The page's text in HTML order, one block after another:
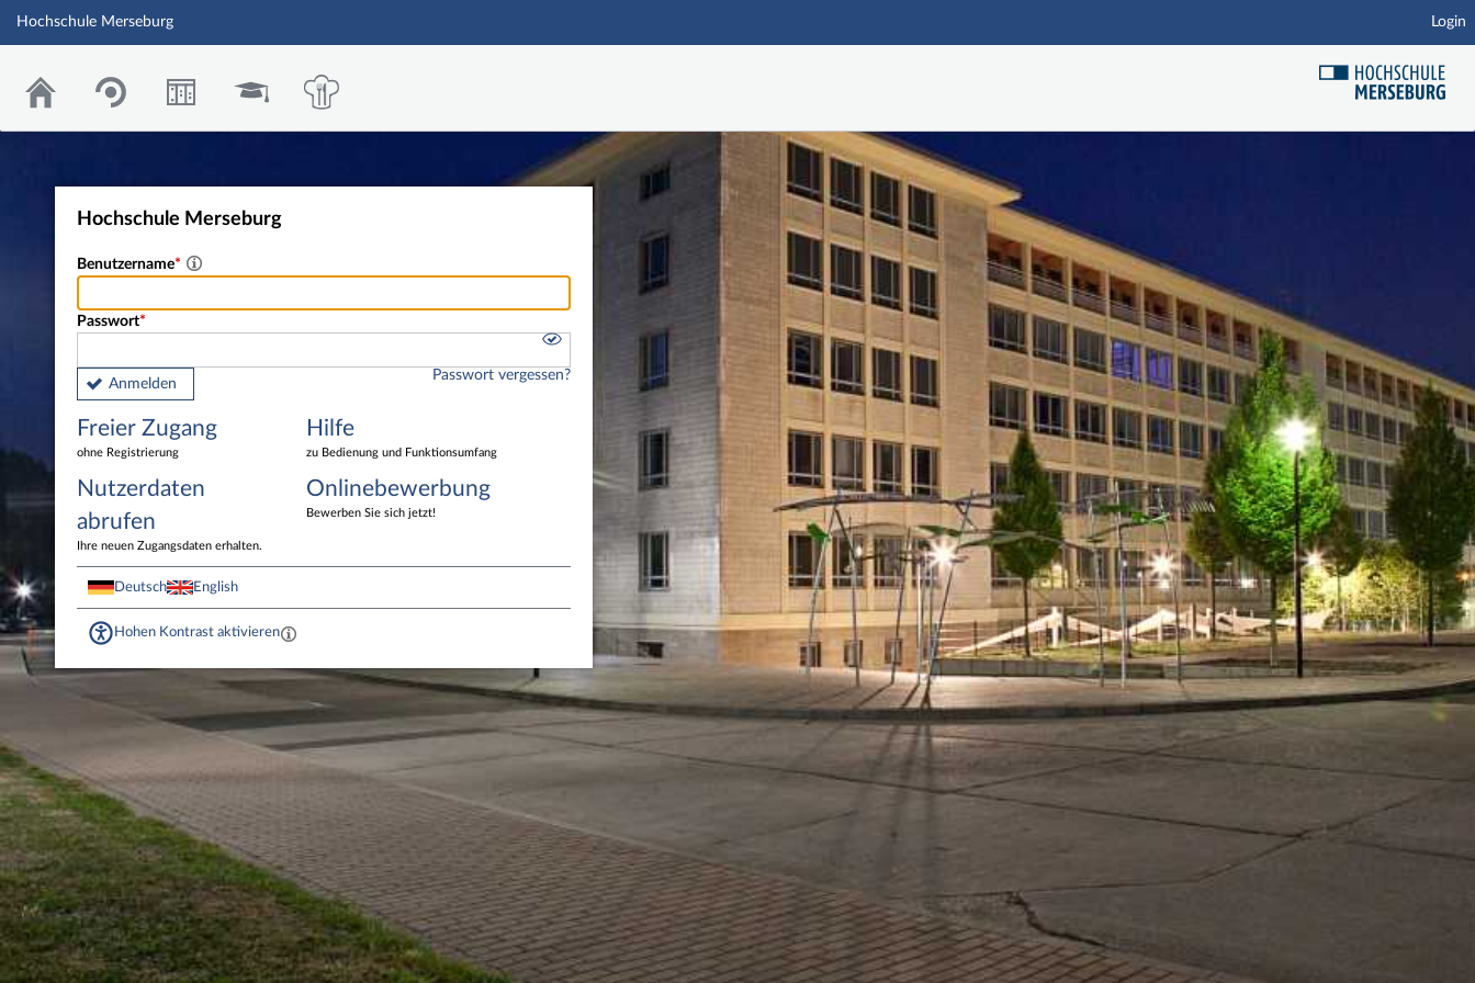
Hauptnavigation
Fußzeile
Hochschule Merseburg Login
Hochschule Merseburg
Benutzername
Passwort
Anmelden
Passwort vergessen?
Freier Zugang
ohne Registrierung
Hilfe
zu Bedienung und Funktionsumfang
Nutzerdaten
abrufen
Ihre neuen Zugangsdaten erhalten.
Onlinebewerbung
Bewerben Sie sich jetzt!
Deutsch English
Hohen Kontrast aktivieren